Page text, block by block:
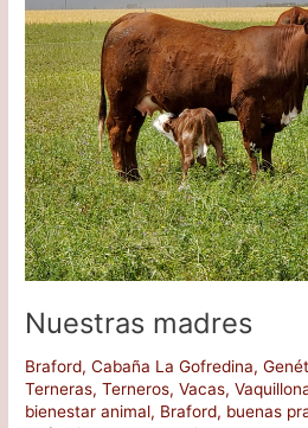
Nuestras madres
Braford,Cabaña La Gofredina,
Terneras,Terneros,Vacas,
bienestar animal, Braford, buenas